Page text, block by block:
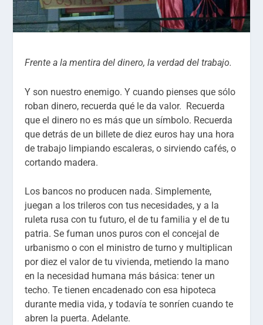
Frente a la mentira del dinero, la verdad del trabajo.
Y son nuestro enemigo. Y cuando pienses que sólo
roban dinero, recuerda qué le da valor. Recuerda
que el dinero no es más que un símbolo. Recuerda
que detrás de un billete de diez euros hay una hora
de trabajo limpiando escaleras, o sirviendo cafés, o
cortando madera.
Los bancos no producen nada. Simplemente,
juegan a los trileros con tus necesidades, y a la
ruleta rusa con tu futuro, el de tu familia y el de tu
patria. Se fuman unos puros con el concejal de
urbanismo o con el ministro de turno y multiplican
por diez el valor de tu vivienda, metiendo la mano
en la necesidad humana más básica: tener un
techo. Te tienen encadenado con esa hipoteca
durante media vida, y todavía te sonríen cuando te
abren la puerta. Adelante.